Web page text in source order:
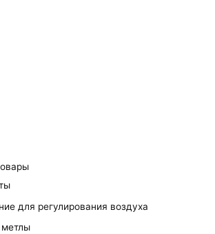
для регулирования воздуха